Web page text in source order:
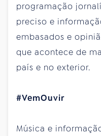
programação
preciso e
embasados e
que acontece de
país e no exterior.
#VemOuvir
Música e